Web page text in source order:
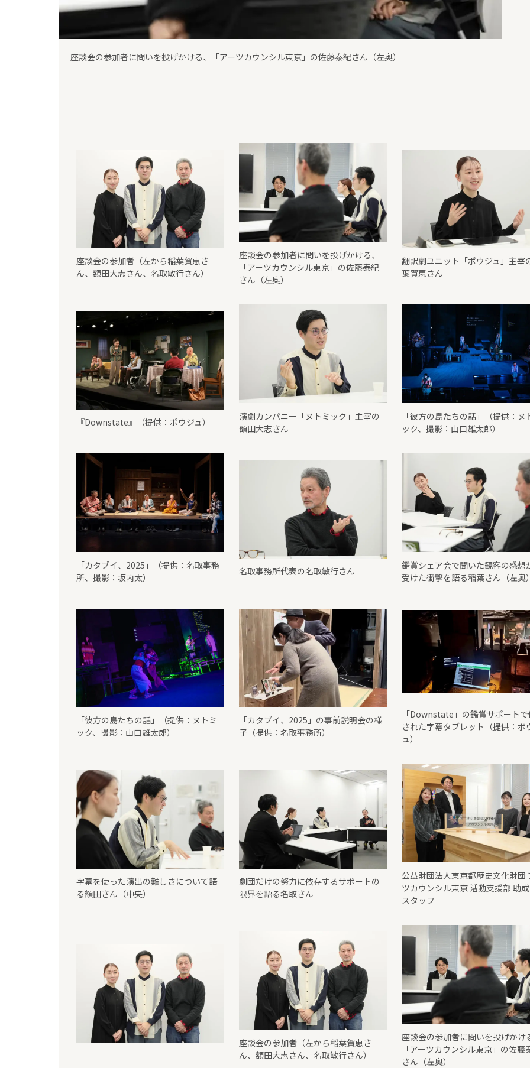
翻訳劇ユニット「ポウジュ」主宰の稲葉賀恵さん
座談会の参加者（左から稲葉賀恵さ
ん、額田大志さん、名取敏行さん）
座談会の参加者に問いを投げかける、
「アーツカウンシル東京」の佐藤泰紀
さん（左奥）
翻訳劇ユニット「ポウジュ」主宰
葉賀恵さん
『Downstate』（提供：ポウジュ）
演劇カンパニー「ヌトミック」主宰の
額田大志さん
「彼方の島たちの話」（提供：ヌ
ック、撮影：山口雄太郎）
「カタブイ、2025」（提供：名取事務
所、撮影：坂内太）
名取事務所代表の名取敏行さん
鑑賞シェア会で聞いた観客の感想
受けた衝撃を語る稲葉さん（左奥
「彼方の島たちの話」（提供：ヌトミ
ック、撮影：山口雄太郎）
「カタブイ、2025」の事前説明会の様
子（提供：名取事務所）
「Downstate」の鑑賞サポート
された字幕タブレット（提供：ポ
ュ）
字幕を使った演出の難しさについて語
る額田さん（中央）
劇団だけの努力に依存するサポートの
限界を語る名取さん
公益財団法人東京都歴史文化財団
ツカウンシル東京 活動支援部 助
スタッフ
座談会の参加者（左から稲葉賀恵さ
ん、額田大志さん、名取敏行さん）
座談会の参加者に問いを投げかけ
「アーツカウンシル東京」の佐藤
さん（左奥）